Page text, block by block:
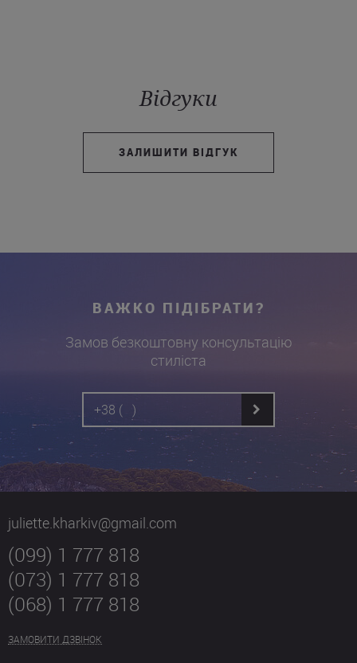
Відгуки
ЗАЛИШИТИ ВІДГУК
ВАЖКО ПІДІБРАТИ?
Замов безкоштовну консультацію
стиліста
juliette.kharkiv@gmail.com
(099) 1 777 818
(073) 1 777 818
(068) 1 777 818
ЗАМОВИТИ ДЗВІНОК